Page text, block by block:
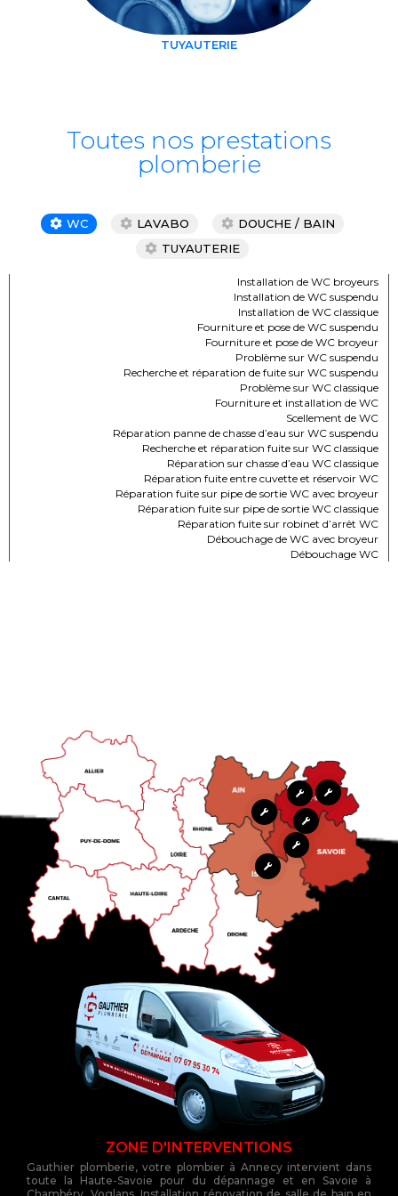
TUYAUTERIE
Toutes nos prestations
plomberie
WC LAVABO
DOUCHE / BAIN
TUYAUTERIE
Installation de WC broyeurs
Installation de WC suspendu
Installation de WC classique
Fourniture et pose de WC suspendu
Fourniture et pose de WC broyeur
Problème sur WC suspendu
Recherche et réparation de fuite sur WC suspendu
Problème sur WC classique
Fourniture et installation de WC
Scellement de WC
Réparation panne de chasse d’eau sur WC suspendu
Recherche et réparation fuite sur WC classique
Réparation sur chasse d’eau WC classique
Réparation fuite entre cuvette et réservoir WC
Réparation fuite sur pipe de sortie WC avec broyeur
Réparation fuite sur pipe de sortie WC classique
Réparation fuite sur robinet d’arrêt WC
Débouchage de WC avec broyeur
Débouchage WC
ZONE D'INTERVENTIONS
Gauthier plomberie, votre plombier à Annecy intervient dans
toute la Haute-Savoie pour du dépannage et en Savoie à